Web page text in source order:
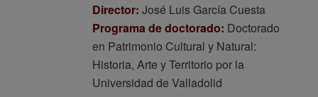
Director: José Luis García Cuesta
Programa de doctorado: Doctorado
en Patrimonio Cultural y Natural:
Historia, Arte y Territorio por la
Universidad de Valladolid